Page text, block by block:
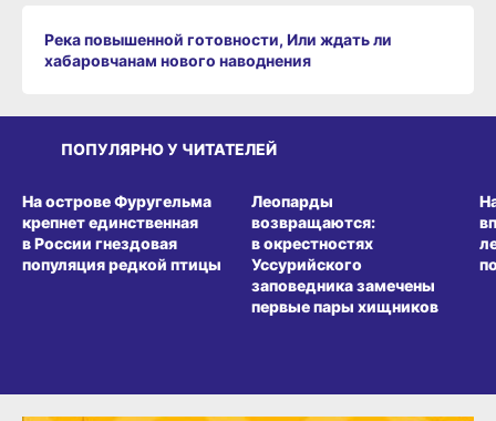
Река повышенной готовности, Или ждать ли
хабаровчанам нового наводнения
ПОПУЛЯРНО У ЧИТАТЕЛЕЙ
На острове Фуругельма
крепнет единственная
в России гнездовая
популяция редкой птицы
Леопарды
возвращаются:
в окрестностях
Уссурийского
заповедника замечены
первые пары хищников